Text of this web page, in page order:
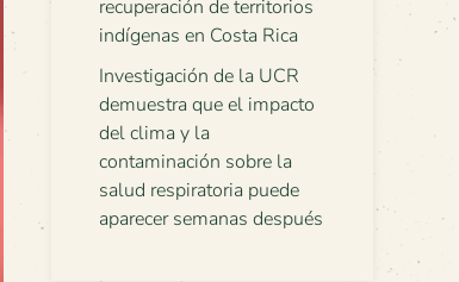
recuperación de territorios
indígenas en Costa Rica
Investigación de la UCR
demuestra que el impacto
del clima y la
contaminación sobre la
salud respiratoria puede
aparecer semanas después